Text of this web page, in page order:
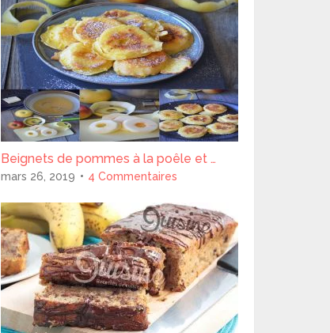
Beignets de pommes à la poêle et …
mars 26, 2019 4 Commentaires